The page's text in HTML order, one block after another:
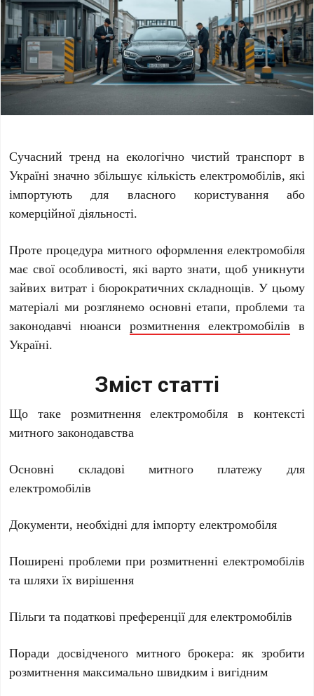
Сучасний тренд на екологічно чистий транспорт в
Україні значно збільшує кількість електромобілів, які
імпортують для власного користування або
комерційної діяльності.
Проте процедура митного оформлення електромобіля
має свої особливості, які варто знати, щоб уникнути
зайвих витрат і бюрократичних складнощів. У цьому
матеріалі ми розглянемо основні етапи, проблеми та
законодавчі нюанси розмитнення електромобілів в
Україні.
Зміст статті
Що таке розмитнення електромобіля в контексті
митного законодавства
Основні складові митного платежу для
електромобілів
Документи, необхідні для імпорту електромобіля
Поширені проблеми при розмитненні електромобілів
та шляхи їх вирішення
Пільги та податкові преференції для електромобілів
Поради досвідченого митного брокера: як зробити
розмитнення максимально швидким і вигідним